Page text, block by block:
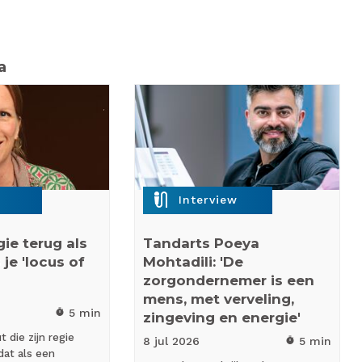
terug als
je 'locus of
timer 5 min
die zijn regie
als een
mic_external_on Interview
Tandarts Poeya
Mohtadili: 'De
zorgondernemer is een
mens, met verveling,
zingeving en energie'
8 jul 2026 timer 5 min